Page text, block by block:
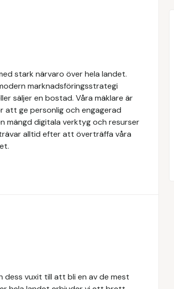
stark närvaro över hela landet.
marknadsföringsstrategi
säljer en bostad. Våra mäklare är
att ge personlig och engagerad
mängd digitala verktyg och resurser
alltid efter att överträffa våra
dess vuxit till att bli en av de mest